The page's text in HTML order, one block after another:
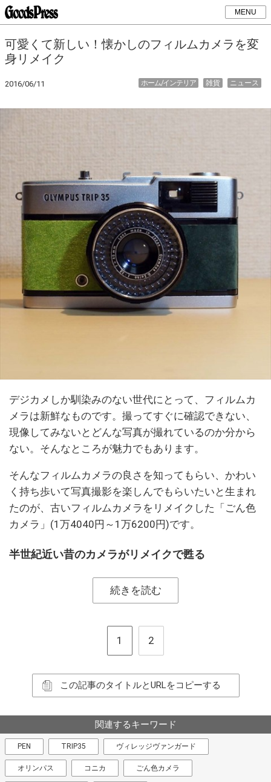
MENU
可愛くて新しい！懐かしのフィルムカメラを変
身リメイク
2016/06/11 ニュース
雑貨
ホーム/インテリア
デジカメしか馴染みのない世代にとって、フィルムカ
メラは新鮮なものです。撮ってすぐに確認できない、
現像してみないとどんな写真が撮れているのか分から
ない。そんなところが魅力でもあります。
そんなフィルムカメラの良さを知ってもらい、かわい
く持ち歩いて写真撮影を楽しんでもらいたいと生まれ
たのが、古いフィルムカメラをリメイクした「ごん色
カメラ」(1万4040円～1万6200円)です。
半世紀近い昔のカメラがリメイクで甦る
続きを読む
1 2
この記事のタイトルとURLをコピーする
関連するキーワード
PEN TRIP35 ヴィレッジヴァンガード
オリンパス コニカ ごん色カメラ